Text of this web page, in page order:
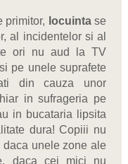
primitor, locuintase
al incidentelor si al
ori nu aud la TV
pe unele suprafete
din cauza unor
in sufrageria pe
in bucataria lipsita
dura! Copiii nu
unele zone ale
daca cei mici nu